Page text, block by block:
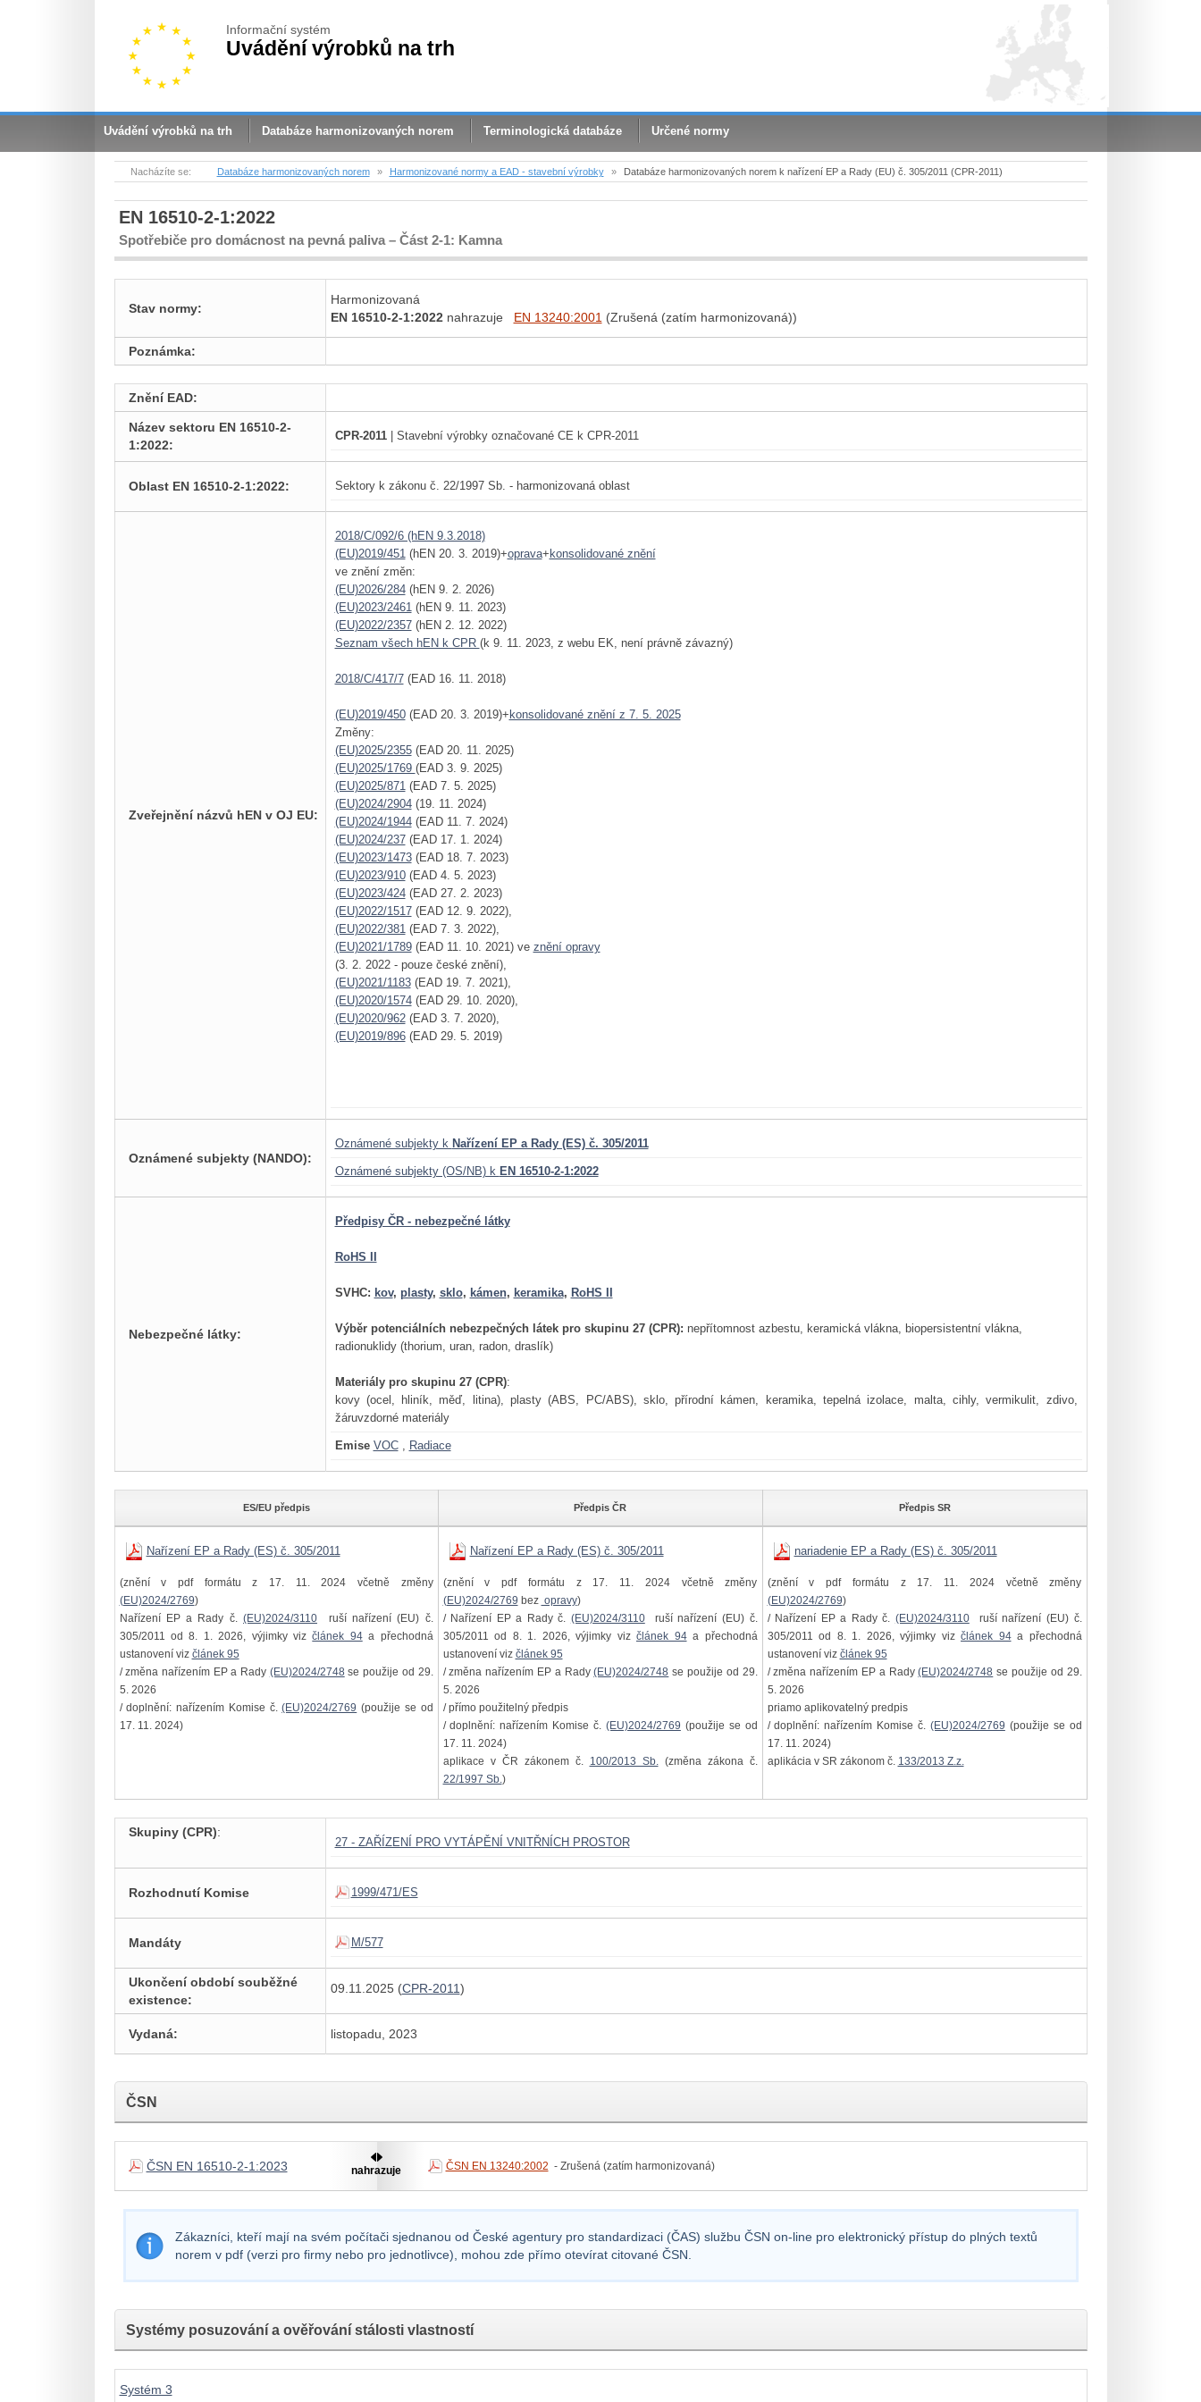
Informační systém
Uvádění výrobků na trh
Uvádění výrobků na trh Databáze harmonizovaných norem Terminologická databáze Určené normy
Nacházíte se: Databáze harmonizovaných norem » Harmonizované normy a EAD - stavební výrobky » Databáze harmonizovaných norem k nařízení EP a Rady (EU) č. 305/2011 (CPR-2011)
EN 16510-2-1:2022
Spotřebiče pro domácnost na pevná paliva – Část 2-1: Kamna
Stav normy:
Harmonizovaná
EN 16510-2-1:2022nahrazuje EN 13240:2001 (Zrušená (zatím harmonizovaná))
Poznámka:
Znění EAD:
Název sektoru EN 16510-2-
1:2022:
CPR-2011| Stavební výrobky označované CE k CPR-2011
Oblast EN 16510-2-1:2022: Sektory k zákonu č. 22/1997 Sb. - harmonizovaná oblast
Zveřejnění názvů hEN v OJ EU:
2018/C/092/6 (hEN 9.3.2018)
(EU)2019/451(hEN 20. 3. 2019)+oprava+ konsolidované znění
ve znění změn:
(EU)2026/284(hEN 9. 2. 2026)
(EU)2023/2461(hEN 9. 11. 2023)
(EU)2022/2357(hEN 2. 12. 2022)
Seznam všech hEN k CPR (k 9. 11. 2023, z webu EK, není právně závazný)
2018/C/417/7(EAD 16. 11. 2018)
(EU)2019/450(EAD 20. 3. 2019)+ konsolidované znění z 7. 5. 2025
Změny:
(EU)2025/2355(EAD 20. 11. 2025)
(EU)2025/1769 (EAD 3. 9. 2025)
(EU)2025/871(EAD 7. 5. 2025)
(EU)2024/2904(19. 11. 2024)
(EU)2024/1944(EAD 11. 7. 2024)
(EU)2024/237(EAD 17. 1. 2024)
(EU)2023/1473(EAD 18. 7. 2023)
(EU)2023/910(EAD 4. 5. 2023)
(EU)2023/424(EAD 27. 2. 2023)
(EU)2022/1517(EAD 12. 9. 2022),
(EU)2022/381(EAD 7. 3. 2022),
(EU)2021/1789(EAD 11. 10. 2021) ve znění opravy
(3. 2. 2022 - pouze české znění),
(EU)2021/1183(EAD 19. 7. 2021),
(EU)2020/1574(EAD 29. 10. 2020),
(EU)2020/962(EAD 3. 7. 2020),
(EU)2019/896(EAD 29. 5. 2019)
Oznámené subjekty (NANDO):
Oznámené subjekty k Nařízení EP a Rady (ES) č. 305/2011
Oznámené subjekty (OS/NB) k EN 16510-2-1:2022
Nebezpečné látky:
Předpisy ČR - nebezpečné látky
RoHS II
SVHC: kov, plasty, sklo, kámen, keramika, RoHS II
Výběr potenciálních nebezpečných látek pro skupinu 27 (CPR): nepřítomnost azbestu, keramická vlákna, biopersistentní vlákna,
radionuklidy (thorium, uran, radon, draslík)
Materiály pro skupinu 27 (CPR):
kovy (ocel, hliník, měď, litina), plasty (ABS, PC/ABS), sklo, přírodní kámen, keramika, tepelná izolace, malta, cihly, vermikulit, zdivo,
žáruvzdorné materiály
Emise VOC, Radiace
ES/EU předpis Předpis ČR Předpis SR
Nařízení EP a Rady (ES) č. 305/2011
(znění v pdf formátu z 17. 11. 2024 včetně změny
(EU)2024/2769)
Nařízení EP a Rady č. (EU)2024/3110 ruší nařízení (EU) č.
305/2011 od 8. 1. 2026, výjimky vizčlánek 94a přechodná
ustanovení viz článek 95
/ změna nařízením EP a Rady (EU)2024/2748 se použije od 29.
5. 2026
/ doplnění: nařízením Komise č.(EU)2024/2769 (použije se od
17. 11. 2024)
Nařízení EP a Rady (ES) č. 305/2011
(znění v pdf formátu z 17. 11. 2024 včetně změny
(EU)2024/2769 bez opravy)
/ Nařízení EP a Rady č. (EU)2024/3110ruší nařízení (EU) č.
305/2011 od 8. 1. 2026, výjimky viz článek 94a přechodná
ustanovení viz článek 95
/ změna nařízením EP a Rady(EU)2024/2748 se použije od 29.
5. 2026
/ přímo použitelný předpis
/ doplnění: nařízením Komise č. (EU)2024/2769 (použije se od
17. 11. 2024)
aplikace v ČR zákonem č. 100/2013 Sb.(změna zákona č.
22/1997 Sb.)
nariadenie EP a Rady (ES) č. 305/2011
(znění v pdf formátu z 17. 11. 2024 včetně změny
(EU)2024/2769)
/ Nařízení EP a Rady č. (EU)2024/3110ruší nařízení (EU) č.
305/2011 od 8. 1. 2026, výjimky viz článek 94a přechodná
ustanovení viz článek 95
/ změna nařízením EP a Rady(EU)2024/2748 se použije od 29.
5. 2026
priamo aplikovatelný predpis
/ doplnění: nařízením Komise č. (EU)2024/2769 (použije se od
17. 11. 2024)
aplikácia v SR zákonom č. 133/2013 Z.z.
Skupiny (CPR):
27 - ZAŘÍZENÍ PRO VYTÁPĚNÍ VNITŘNÍCH PROSTOR
Rozhodnutí Komise 1999/471/ES
Mandáty M/577
Ukončení období souběžné
existence:
09.11.2025 (CPR-2011)
Vydaná: listopadu, 2023
ČSN
ČSN EN 16510-2-1:2023 nahrazuje ČSN EN 13240:2002 - Zrušená (zatím harmonizovaná)
Zákazníci, kteří mají na svém počítači sjednanou od České agentury pro standardizaci (ČAS) službu ČSN on-line pro elektronický přístup do plných textů
norem v pdf (verzi pro firmy nebo pro jednotlivce), mohou zde přímo otevírat citované ČSN.
Systémy posuzování a ověřování stálosti vlastností
Systém 3